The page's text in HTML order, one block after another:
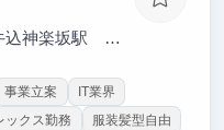
坂駅 徒歩6分
事業立案
IT業界
ックス勤務
服装髪型自由